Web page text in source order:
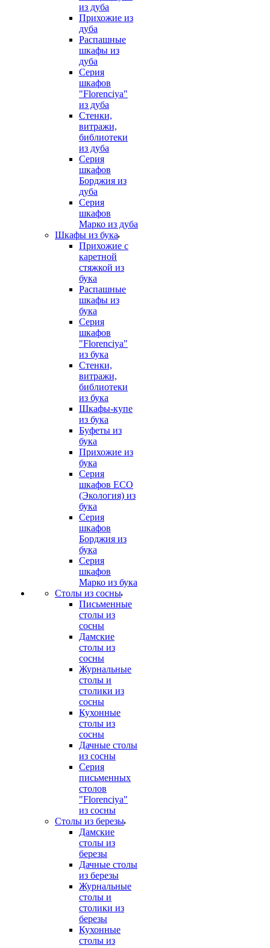
из дуба
Прихожие из
дуба
Распашные
шкафы из
дуба
Серия
шкафов
"Florenciya"
из дуба
Стенки,
витражи,
библиотеки
из дуба
Серия
шкафов
Борджия из
дуба
Серия
шкафов
Марко из дуба
Шкафы из бука
Прихожие с
каретной
стяжкой из
бука
Распашные
шкафы из
бука
Серия
шкафов
"Florenciya"
из бука
Стенки,
витражи,
библиотеки
из бука
Шкафы-купе
из бука
Буфеты из
бука
Прихожие из
бука
Серия
шкафов ECO
(Экология) из
бука
Серия
шкафов
Борджия из
бука
Серия
шкафов
Марко из бука
Столы из сосны
Письменные
столы из
сосны
Дамские
столы из
сосны
Журнальные
столы и
столики из
сосны
Кухонные
столы из
сосны
Дачные столы
из сосны
Серия
письменных
столов
"Florenciya"
из сосны
Столы из березы
Дамские
столы из
березы
Дачные столы
из березы
Журнальные
столы и
столики из
березы
Кухонные
столы из